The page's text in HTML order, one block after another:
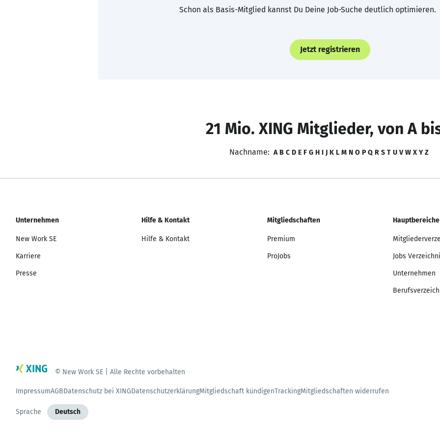
Schon als Basis-Mitglied kannst Du Deine Job-Suche deutlich optimieren.
Jetzt registrieren
21 Mio. XING Mitglieder, von A
Nachname: A B C D E F G H I J K L M N O P Q R S T U V W X Y Z
Unternehmen
New Work SE
Karriere
Presse
Hilfe & Kontakt
Hilfe & Kontakt
Mitgliedschaften
Premium
ProJobs
Hauptbereiche
Jobs
Unternehmen
© New Work SE | Alle Rechte vorbehalten
ImpressumAGBDatenschutz bei XINGDatenschutzerklärungMitgliedschaft kündigenTrackingMitgliedschaften widerrufen
Sprache Deutsch